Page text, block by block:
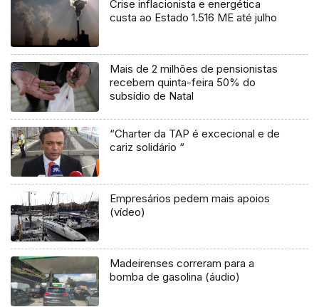
Crise inflacionista e energética
custa ao Estado 1.516 ME até julho
Mais de 2 milhões de pensionistas
recebem quinta-feira 50% do
subsídio de Natal
“Charter da TAP é excecional e de
cariz solidário “
Empresários pedem mais apoios
(vídeo)
Madeirenses correram para a
bomba de gasolina (áudio)